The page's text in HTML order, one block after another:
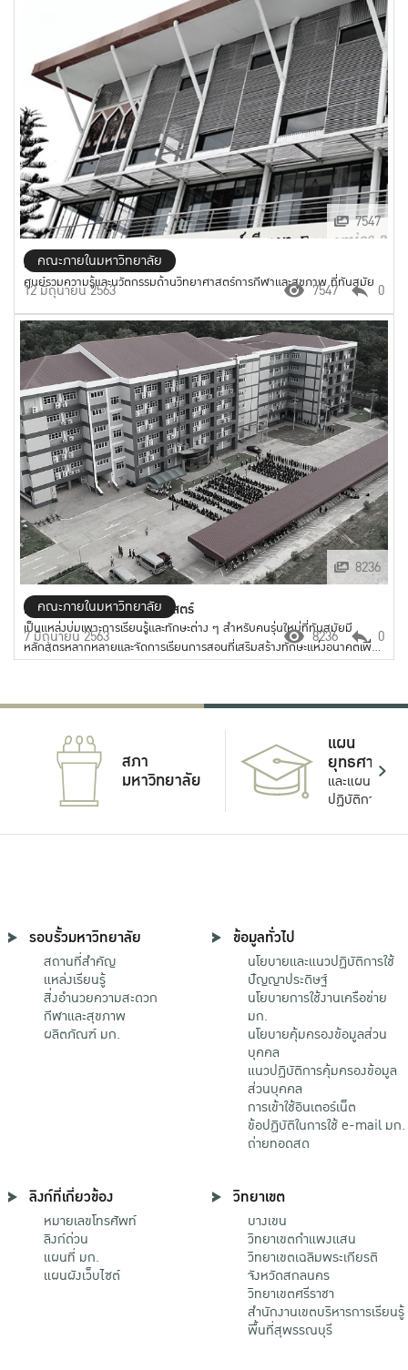
7547
คณะวิทยาศาสตร์การกีฬา
ศูนย์รวมความรู้และนวัตกรรมด้านวิทยาศาสตร์การกีฬาและสุขภาพ ที่ทันสมัย
คณะภายในมหาวิทยาลัย
12 มิถุนายน 2563
7547 0
8236
คณะศิลปศาสตร์และวิทยาศาสตร์
เป็นแหล่งบ่มเพาะการเรียนรู้และทักษะต่าง ๆ สำหรับคนรุ่นใหม่ที่ทันสมัยมี
หลักสูตรหลากหลายและจัดการเรียนการสอนที่เสริมสร้างทักษะแห่งอนาคตเพื่อ
รองรับโลกที่เปลี่ยนแปลงอย่างรวดเร็วได้เรียนจริงและฝึกปฏิบัติจริง
คณะภายในมหาวิทยาลัย
7 มิถุนายน 2563
8236 0
สภา
มหาวิทยาลัย
แผน
ยุทธศาสตร์
และแผน
ปฏิบัติการ
รอบรั้วมหาวิทยาลัย
สถานที่สำคัญ
แหล่งเรียนรู้
สิ่งอำนวยความสะดวก
กีฬาและสุขภาพ
ผลิตภัณฑ์ มก.
ข้อมูลทั่วไป
นโยบายและแนวปฏิบัติการใช้
ปัญญาประดิษฐ์
นโยบายการใช้งานเครือข่าย
มก.
นโยบายคุ้มครองข้อมูลส่วน
บุคคล
แนวปฏิบัติการคุ้มครองข้อมูล
ส่วนบุคคล
การเข้าใช้อินเตอร์เน็ต
ข้อปฏิบัติในการใช้ e-mail มก.
ถ่ายทอดสด
ลิงก์ที่เกี่ยวข้อง
หมายเลขโทรศัพท์
ลิงก์ด่วน
แผนที่ มก.
แผนผังเว็บไซต์
วิทยาเขต
บางเขน
วิทยาเขตกําแพงแสน
วิทยาเขตเฉลิมพระเกียรติ
จังหวัดสกลนคร
วิทยาเขตศรีราชา
สำนักงานเขตบริหารการเรียนรู้
พื้นที่สุพรรณบุรี